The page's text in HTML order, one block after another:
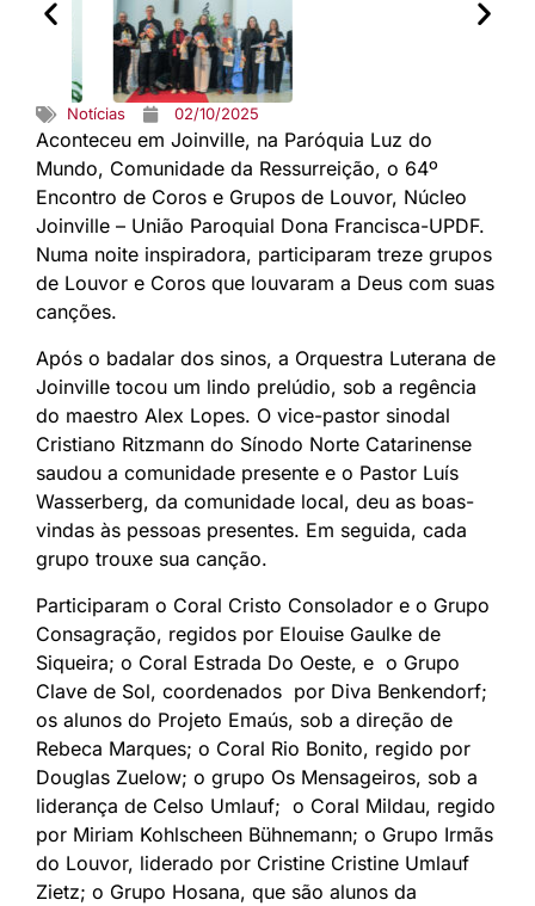
Notícias 02/10/2025
Aconteceu em Joinville, na Paróquia Luz do
Mundo, Comunidade da Ressurreição, o 64º
Encontro de Coros e Grupos de Louvor, Núcleo
Joinville – União Paroquial Dona Francisca-UPDF.
Numa noite inspiradora, participaram treze grupos
de Louvor e Coros que louvaram a Deus com suas
canções.
Após o badalar dos sinos, a Orquestra Luterana de
Joinville tocou um lindo prelúdio, sob a regência
do maestro Alex Lopes. O vice-pastor sinodal
Cristiano Ritzmann do Sínodo Norte Catarinense
saudou a comunidade presente e o Pastor Luís
Wasserberg, da comunidade local, deu as boas-
vindas às pessoas presentes. Em seguida, cada
grupo trouxe sua canção.
Participaram o Coral Cristo Consolador e o Grupo
Consagração, regidos por Elouise Gaulke de
Siqueira; o Coral Estrada Do Oeste, e o Grupo
Clave de Sol, coordenados por Diva Benkendorf;
os alunos do Projeto Emaús, sob a direção de
Rebeca Marques; o Coral Rio Bonito, regido por
Douglas Zuelow; o grupo Os Mensageiros, sob a
liderança de Celso Umlauf; o Coral Mildau, regido
por Miriam Kohlscheen Bühnemann; o Grupo Irmãs
do Louvor, liderado por Cristine Cristine Umlauf
Zietz; o Grupo Hosana, que são alunos da